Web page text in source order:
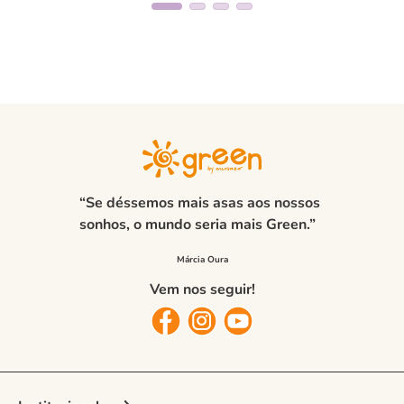
“Se déssemos mais asas aos nossos
sonhos, o mundo seria mais Green.”
Vem nos seguir!